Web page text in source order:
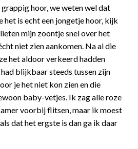
grappig hoor, we weten wel dat
het is echt een jongetje hoor, kijk
lieten mijn zoontje snel over het
niet zien aankomen. Na al die
het aldoor verkeerd hadden
blijkbaar steeds tussen zijn
je het niet kon zien en die
baby-vetjes. Ik zag alle roze
voorbij flitsen, maar ik moest
dat het ergste is dan ga ik daar